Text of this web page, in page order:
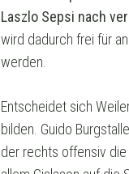
Laszlo Sepsi nach
wird dadurch frei für
werden.
Entscheidet sich
bilden. Guido
der rechts offensiv